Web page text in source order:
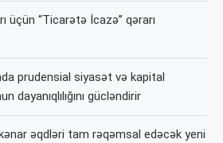
üçün “Ticarətə İcazə” qərarı
prudensial siyasət və kapital
dayanıqlılığını gücləndirir
əqdləri tam rəqəmsal edəcək yeni